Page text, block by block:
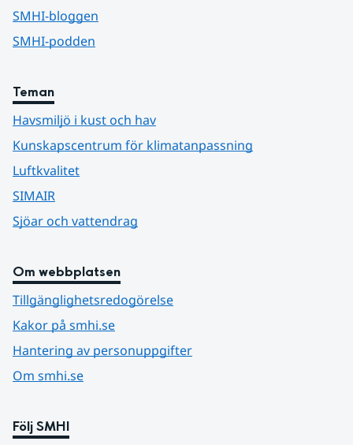
SMHI-bloggen
SMHI-podden
Teman
Havsmiljö i kust och hav
Kunskapscentrum för klimatanpassning
Luftkvalitet
SIMAIR
Sjöar och vattendrag
Om webbplatsen
Tillgänglighetsredogörelse
Kakor på smhi.se
Hantering av personuppgifter
Om smhi.se
Följ SMHI